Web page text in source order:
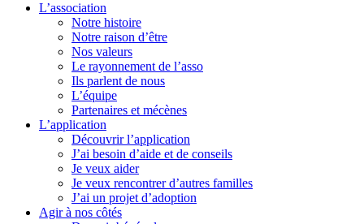
L’association
Notre histoire
Notre raison d’être
Nos valeurs
Le rayonnement de l’asso
Ils parlent de nous
L’équipe
Partenaires et mécènes
L’application
Découvrir l’application
J’ai besoin d’aide et de conseils
Je veux aider
Je veux rencontrer d’autres familles
J’ai un projet d’adoption
Agir à nos côtés